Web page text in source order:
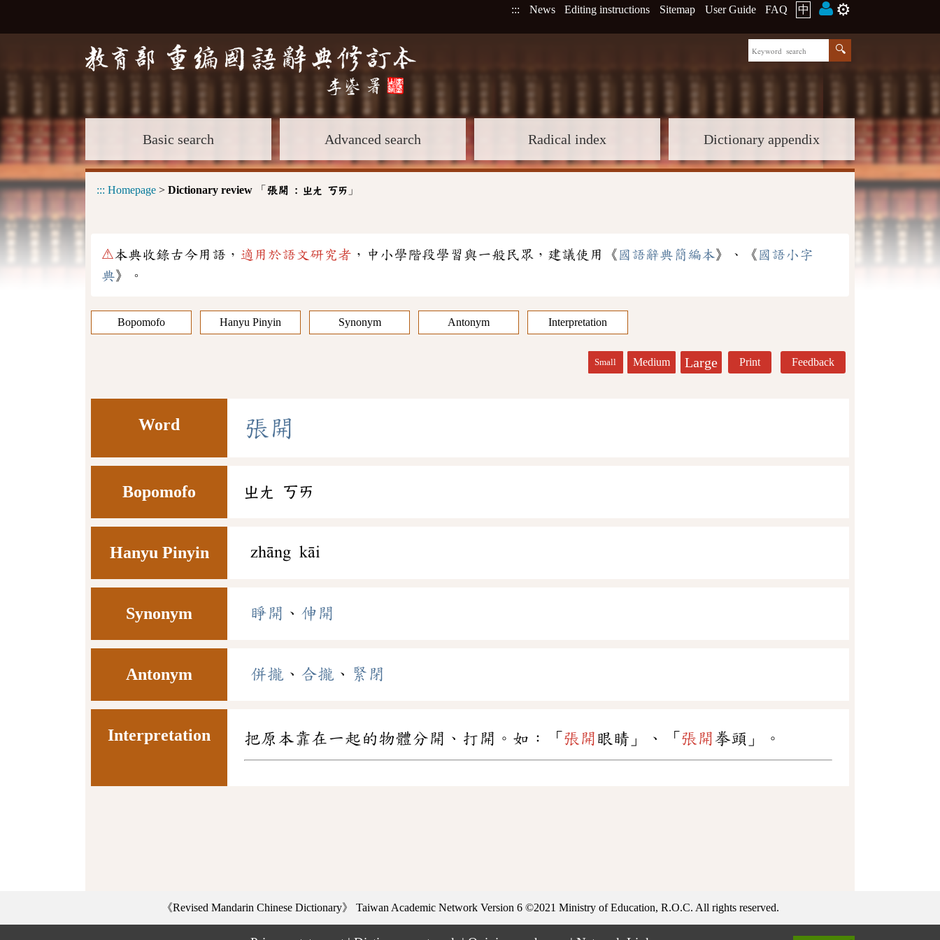
::: News Editing instructions Sitemap User Guide FAQ 中 ⚙️
Basic search Advanced search Radical index Dictionary appendix
::: Homepage > Dictionary review 「 張開 : ㄓㄤ ㄎㄞ 」
⚠本典收錄古今用語， 適用於語文研究者 ，中小學階段學習與一般民眾，建議使用《 國語辭典簡編本》、《 國語小字
典》。
Bopomofo Hanyu Pinyin Synonym Antonym Interpretation
Small Medium Large Print Feedback
Word 張 開
Bopomofo ㄓㄤ ㄎㄞ
Hanyu Pinyin zhāng kāi
Synonym 睜開 、 伸開
Antonym 併攏 、 合攏 、 緊閉
Interpretation 把原本靠在一起的物體分開、打開。如：「 張開 眼睛」、「 張開 拳頭」。
《Revised Mandarin Chinese Dictionary》 Taiwan Academic Network Version 6 ©2021 Ministry of Education, R.O.C. All rights reserved.